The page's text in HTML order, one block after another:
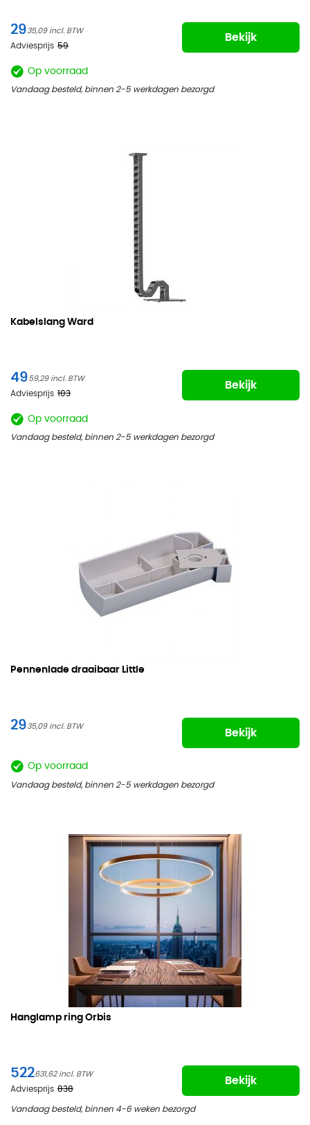
2935,09
Adviesprijs 59
Bekijk
Op voorraad
Vandaag besteld, binnen 2-5 werkdagen bezorgd
Kabelslang Ward
4959,29
Adviesprijs 103
Bekijk
Op voorraad
Vandaag besteld, binnen 2-5 werkdagen bezorgd
Pennenlade draaibaar Little
2935,09
Bekijk
Op voorraad
Vandaag besteld, binnen 2-5 werkdagen bezorgd
Hanglamp ring Orbis
522631,62
Adviesprijs 838
Bekijk
Vandaag besteld, binnen 4-6 weken bezorgd